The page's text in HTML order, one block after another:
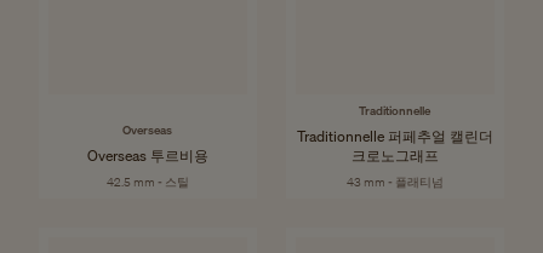
Overseas
Overseas 투르비용
42.5 mm - 스틸
Traditionnelle
Traditionnelle 퍼페추얼 캘린더
크로노그래프
43 mm - 플래티넘